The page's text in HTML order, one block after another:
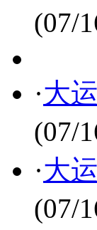
(07/
·大
(07/
·大
(07/